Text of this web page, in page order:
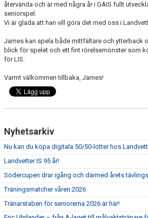
återvända och är med några år i GAIS fullt
seniorspel.
Vi är glada att han vill göra det med oss i
James kan spela både mittfältare och ytterback
blick för spelet och ett fint rörelsemönster som
för LIS.
Varmt välkommen tillbaka, James!
Nyhetsarkiv
Nu kan du köpa digitala 50/50-lotter hos
Landvetter IS 95 år!
Södercupen drar igång och därmed årets
Träningsmatcher våren 2026
Tränarstaben för seniorerna 2026 är här!